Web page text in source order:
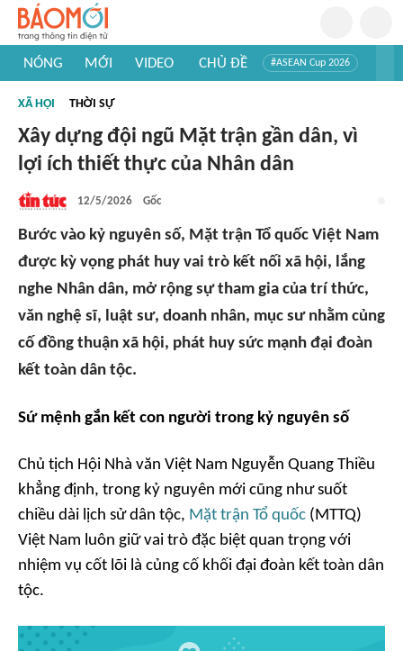
NÓNG MỚI VIDEO CHỦ ĐỀ #ASEAN Cup 2026
#Khám phá thế giới
XÃ HỘI THỜI SỰ
Xây dựng đội ngũ Mặt trận gần dân, vì
lợi ích thiết thực của Nhân dân
12/5/2026 Gốc
Bước vào kỷ nguyên số, Mặt trận Tổ quốc Việt Nam
được kỳ vọng phát huy vai trò kết nối xã hội, lắng
nghe Nhân dân, mở rộng sự tham gia của trí thức,
văn nghệ sĩ, luật sư, doanh nhân, mục sư nhằm củng
cố đồng thuận xã hội, phát huy sức mạnh đại đoàn
kết toàn dân tộc.
Sứ mệnh gắn kết con người trong kỷ nguyên số
Chủ tịch Hội Nhà văn Việt Nam Nguyễn Quang Thiều
khẳng định, trong kỷ nguyên mới cũng như suốt
chiều dài lịch sử dân tộc, Mặt trận Tổ quốc (MTTQ)
Việt Nam luôn giữ vai trò đặc biệt quan trọng với
nhiệm vụ cốt lõi là củng cố khối đại đoàn kết toàn dân
tộc.